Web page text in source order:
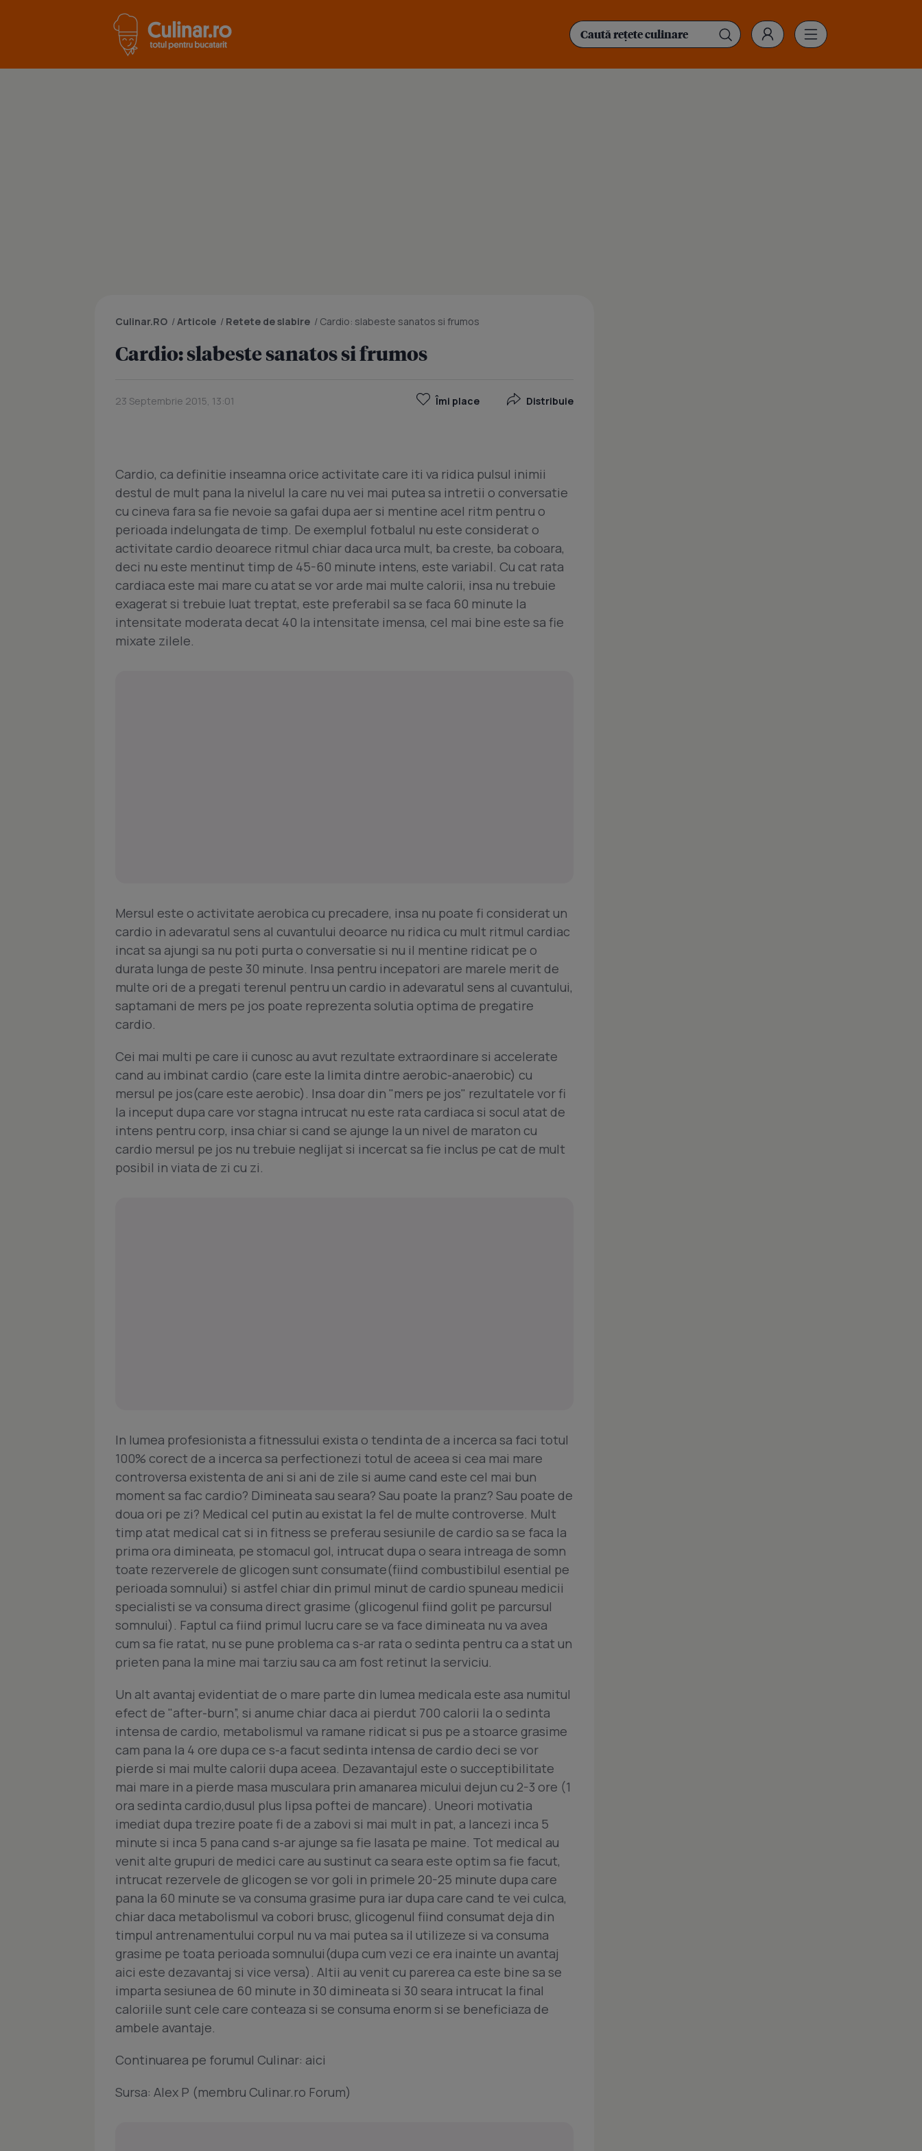
Culinar.RO /Articole / Retete de slabire / Cardio: slabeste sanatos si frumos
Cardio: slabeste sanatos si frumos
23 Septembrie 2015, 13:01 Îmi place Distribuie
Cardio, ca definitie inseamna orice activitate care iti va ridica pulsul inimii
destul de mult pana la nivelul la care nu vei mai putea sa intretii o conversatie
cu cineva fara sa fie nevoie sa gafai dupa aer si mentine acel ritm pentru o
perioada indelungata de timp. De exemplul fotbalul nu este considerat o
activitate cardio deoarece ritmul chiar daca urca mult, ba creste, ba coboara,
deci nu este mentinut timp de 45-60 minute intens, este variabil. Cu cat rata
cardiaca este mai mare cu atat se vor arde mai multe calorii, insa nu trebuie
exagerat si trebuie luat treptat, este preferabil sa se faca 60 minute la
intensitate moderata decat 40 la intensitate imensa, cel mai bine este sa fie
mixate zilele.
Mersul este o activitate aerobica cu precadere, insa nu poate fi considerat un
cardio in adevaratul sens al cuvantului deoarce nu ridica cu mult ritmul cardiac
incat sa ajungi sa nu poti purta o conversatie si nu il mentine ridicat pe o
durata lunga de peste 30 minute. Insa pentru incepatori are marele merit de
multe ori de a pregati terenul pentru un cardio in adevaratul sens al cuvantului,
saptamani de mers pe jos poate reprezenta solutia optima de pregatire
cardio.
Cei mai multi pe care ii cunosc au avut rezultate extraordinare si accelerate
cand au imbinat cardio (care este la limita dintre aerobic-anaerobic) cu
mersul pe jos(care este aerobic). Insa doar din "mers pe jos" rezultatele vor fi
la inceput dupa care vor stagna intrucat nu este rata cardiaca si socul atat de
intens pentru corp, insa chiar si cand se ajunge la un nivel de maraton cu
cardio mersul pe jos nu trebuie neglijat si incercat sa fie inclus pe cat de mult
posibil in viata de zi cu zi.
In lumea profesionista a fitnessului exista o tendinta de a incerca sa faci totul
100% corect de a incerca sa perfectionezi totul de aceea si cea mai mare
controversa existenta de ani si ani de zile si aume cand este cel mai bun
moment sa fac cardio? Dimineata sau seara? Sau poate la pranz? Sau poate de
doua ori pe zi? Medical cel putin au existat la fel de multe controverse. Mult
timp atat medical cat si in fitness se preferau sesiunile de cardio sa se faca la
prima ora dimineata, pe stomacul gol, intrucat dupa o seara intreaga de somn
toate rezerverele de glicogen sunt consumate(fiind combustibilul esential pe
perioada somnului) si astfel chiar din primul minut de cardio spuneau medicii
specialisti se va consuma direct grasime (glicogenul fiind golit pe parcursul
somnului). Faptul ca fiind primul lucru care se va face dimineata nu va avea
cum sa fie ratat, nu se pune problema ca s-ar rata o sedinta pentru ca a stat un
prieten pana la mine mai tarziu sau ca am fost retinut la serviciu.
Un alt avantaj evidentiat de o mare parte din lumea medicala este asa numitul
efect de "after-burn”, si anume chiar daca ai pierdut 700 calorii la o sedinta
intensa de cardio, metabolismul va ramane ridicat si pus pe a stoarce grasime
cam pana la 4 ore dupa ce s-a facut sedinta intensa de cardio deci se vor
pierde si mai multe calorii dupa aceea. Dezavantajul este o succeptibilitate
mai mare in a pierde masa musculara prin amanarea micului dejun cu 2-3 ore (1
ora sedinta cardio,dusul plus lipsa poftei de mancare). Uneori motivatia
imediat dupa trezire poate fi de a zabovi si mai mult in pat, a lancezi inca 5
minute si inca 5 pana cand s-ar ajunge sa fie lasata pe maine. Tot medical au
venit alte grupuri de medici care au sustinut ca seara este optim sa fie facut,
intrucat rezervele de glicogen se vor goli in primele 20-25 minute dupa care
pana la 60 minute se va consuma grasime pura iar dupa care cand te vei culca,
chiar daca metabolismul va cobori brusc, glicogenul fiind consumat deja din
timpul antrenamentului corpul nu va mai putea sa il utilizeze si va consuma
grasime pe toata perioada somnului(dupa cum vezi ce era inainte un avantaj
aici este dezavantaj si vice versa). Altii au venit cu parerea ca este bine sa se
imparta sesiunea de 60 minute in 30 dimineata si 30 seara intrucat la final
caloriile sunt cele care conteaza si se consuma enorm si se beneficiaza de
ambele avantaje.
Continuarea pe forumul Culinar: aici
Sursa: Alex P (membru Culinar.ro Forum)